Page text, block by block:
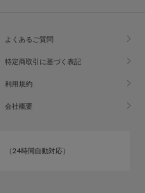
よくあるご質問
特定商取引に基づく表記
利用規約
会社概要
（24時間自動対応）